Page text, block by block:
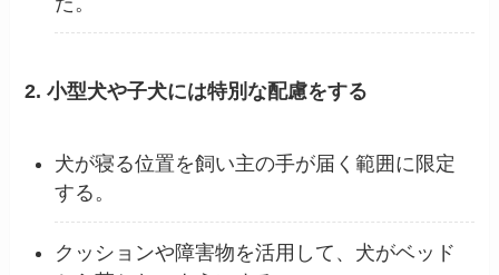
2. 小型犬や子犬には特別な配慮をする
犬が寝る位置を飼い主の手が届く範囲に限定
する。
クッションや障害物を活用して、犬がベッド